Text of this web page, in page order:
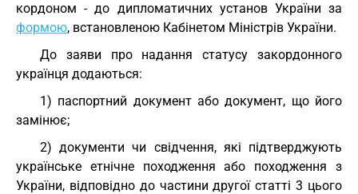
кордоном - до дипломатичних установ України за
формою, встановленою Кабінетом Міністрів України.
До заяви про надання статусу закордонного
українця додаються:
1) паспортний документ або документ, що його
замінює;
2) документи чи свідчення, які підтверджують
українське етнічне походження або походження з
України, відповідно до частини другої статті 3 цього